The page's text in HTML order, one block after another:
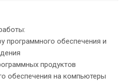
программного обеспечения и
продуктов
обеспечения на компьютеры